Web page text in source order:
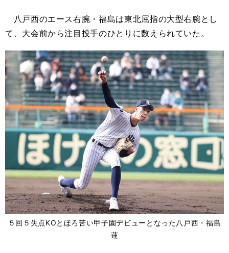
八戸西のエース右腕・福島は東北屈指の大型右腕とし
て、大会前から注目投手のひとりに数えられていた。
５回５失点KOとほろ苦い甲子園デビューとなった八戸西・福島
蓮